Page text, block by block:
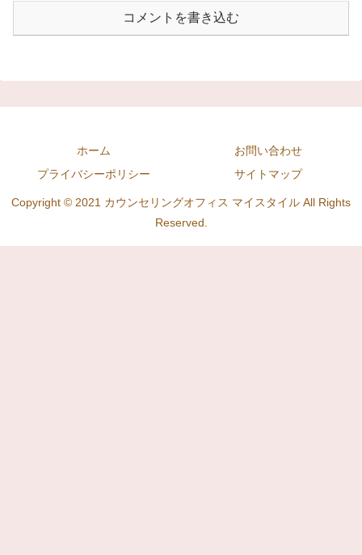
コメントを書き込む
ホーム
お問い合わせ
プライバシーポリシー
サイトマップ
Copyright © 2021 カウンセリングオフィス マイスタイル All Rights
Reserved.